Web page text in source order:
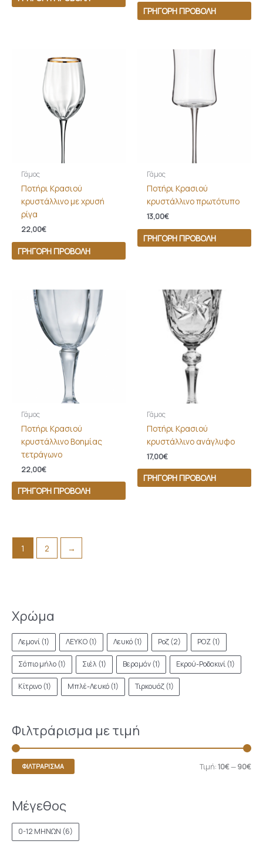
Χρώμα
Λεμονί(1) ΛΕΥΚΟ(1) Λευκό (1) Ροζ(2) ΡΟΖ(1)
Σάπιο μήλο(1) Σιέλ (1) Βεραμάν (1) Εκρού-Ροδακινί(1)
Κίτρινο(1) Μπλέ-Λευκό(1) Τιρκουάζ (1)
Φιλτράρισμα με τιμή
ΦΙΛΤΡΆΡΙΣΜΑ Τιμή:10€—90€
Μέγεθος
0-12 ΜΗΝΩΝ (6)
ΓΡΉΓΟΡΗ ΠΡΟΒΟΛΉ
Γάμος
Ποτήρι Κρασιού
κρυστάλλινο με χρυσή
ρίγα
22,00€
ΓΡΉΓΟΡΗ ΠΡΟΒΟΛΉ
Γάμος
Ποτήρι Κρασιού
κρυστάλλινο πρωτότυπο
13,00€
ΓΡΉΓΟΡΗ ΠΡΟΒΟΛΉ
Γάμος
Ποτήρι Κρασιού
κρυστάλλινο Βοημίας
τετράγωνο
22,00€
ΓΡΉΓΟΡΗ ΠΡΟΒΟΛΉ
Γάμος
Ποτήρι Κρασιού
κρυστάλλινο ανάγλυφο
17,00€
ΓΡΉΓΟΡΗ ΠΡΟΒΟΛΉ
1 2 →